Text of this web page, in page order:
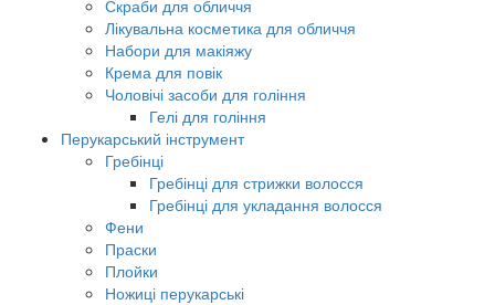
Скраби для обличчя
Лікувальна косметика для обличчя
Набори для макіяжу
Крема для повік
Чоловічі засоби для гоління
Гелі для гоління
Перукарський інструмент
Гребінці
Гребінці для стрижки волосся
Гребінці для укладання волосся
Фени
Праски
Плойки
Ножиці перукарські